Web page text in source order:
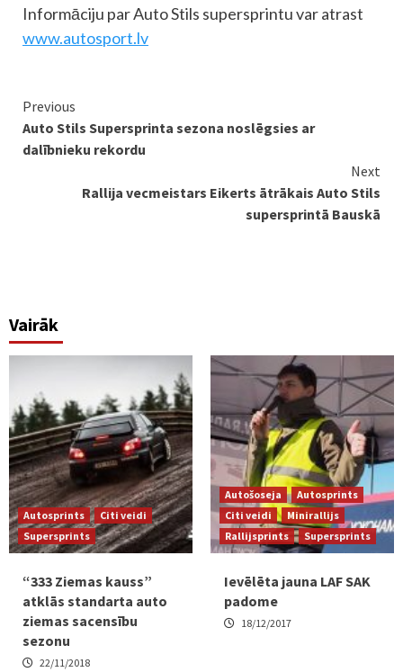
Informāciju par Auto Stils supersprintu var atrast
www.autosport.lv
Continue
Reading
Previous
Auto Stils Supersprinta sezona noslēgsies ar
dalībnieku rekordu
Next
Rallija vecmeistars Eikerts ātrākais Auto Stils
supersprintā Bauskā
Vairāk
Autosprints
Citi veidi
Supersprints
“333 Ziemas kauss”
atklās standarta auto
ziemas sacensību
sezonu
22/11/2018
Autošoseja
Autosprints
Citi veidi
Minirallijs
Rallijsprints
Supersprints
Ievēlēta jauna LAF SAK
padome
18/12/2017